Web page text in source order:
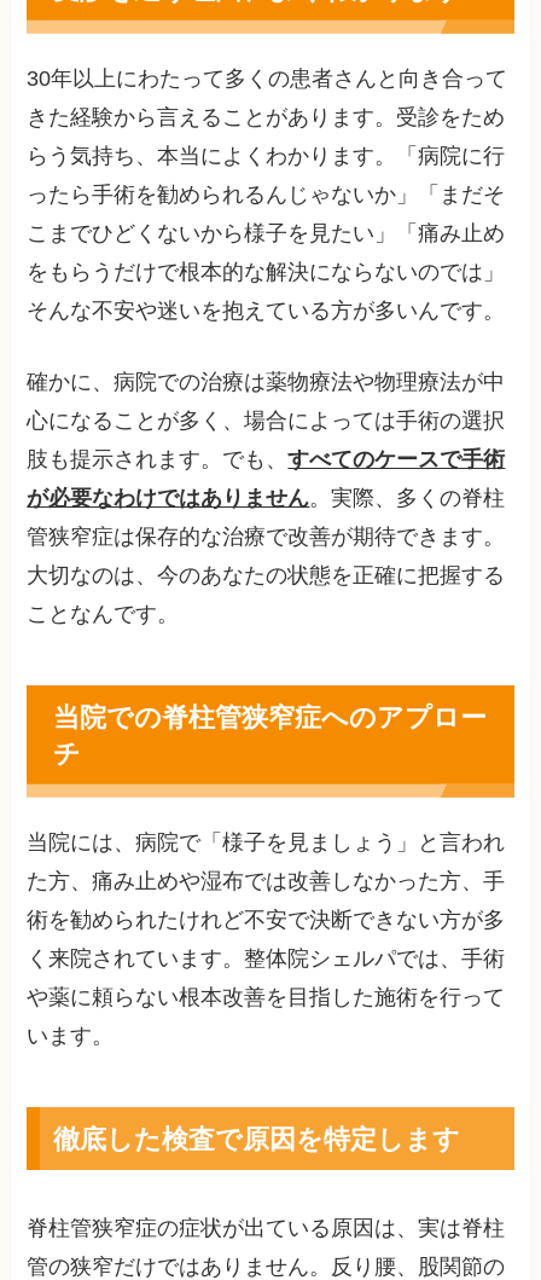
30年以上にわたって多くの患者さんと向き合って
きた経験から言えることがあります。受診をため
らう気持ち、本当によくわかります。「病院に行
ったら手術を勧められるんじゃないか」「まだそ
こまでひどくないから様子を見たい」「痛み止め
をもらうだけで根本的な解決にならないのでは」
そんな不安や迷いを抱えている方が多いんです。
確かに、病院での治療は薬物療法や物理療法が中
心になることが多く、場合によっては手術の選択
肢も提示されます。でも、すべてのケースで手術
が必要なわけではありません。実際、多くの脊柱
管狭窄症は保存的な治療で改善が期待できます。
大切なのは、今のあなたの状態を正確に把握する
ことなんです。
当院での脊柱管狭窄症へのアプロー
チ
当院には、病院で「様子を見ましょう」と言われ
た方、痛み止めや湿布では改善しなかった方、手
術を勧められたけれど不安で決断できない方が多
く来院されています。整体院シェルパでは、手術
や薬に頼らない根本改善を目指した施術を行って
います。
徹底した検査で原因を特定します
脊柱管狭窄症の症状が出ている原因は、実は脊柱
管の狭窄だけではありません。反り腰、股関節の